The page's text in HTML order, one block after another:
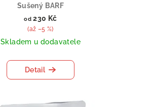
Sušený BARF
od 230 Kč
(až –5 %)
Skladem u dodavatele
Detail